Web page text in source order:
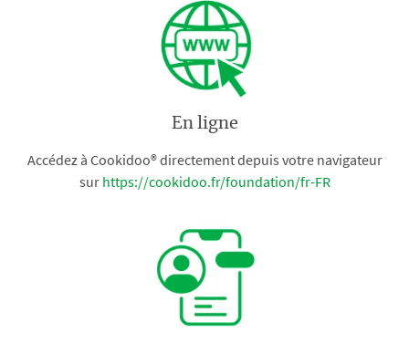
En ligne
Accédez à Cookidoo® directement depuis votre navigateur
sur https://cookidoo.fr/foundation/fr-FR